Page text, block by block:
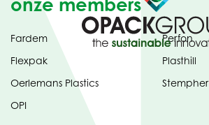
Fardem
Flexpak
Oerlemans Plastics
OPI
Perfon
Plasthill
Stempher